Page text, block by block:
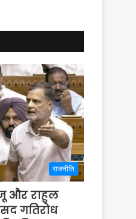
राजनीति
और राहुल
गतिरोध